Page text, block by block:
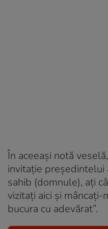
În aceeași notă
invitație președintelui
sahib (domnule), ați
vizitați aici și
bucura cu adevărat”.